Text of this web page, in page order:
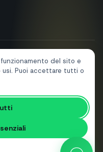
del sito e
Puoi accettare tutti o
IT EN ES FR PT DE
è un marchio di Meta
policy Termini di servizio